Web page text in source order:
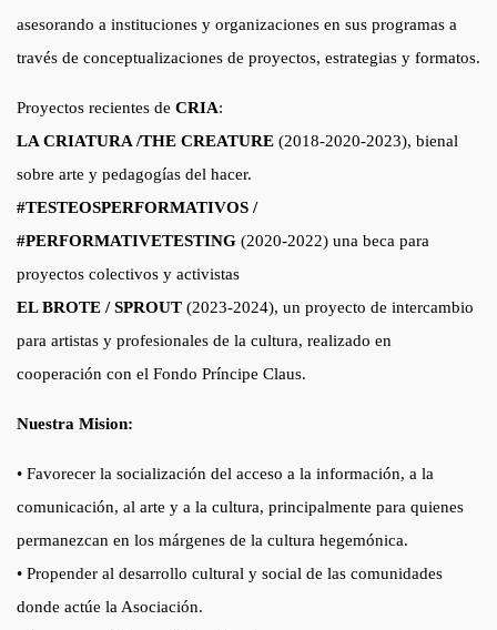
asesorando a instituciones y organizaciones en sus programas a
través de conceptualizaciones de proyectos, estrategias y formatos.
Proyectos recientes de CRIA:
LA CRIATURA /THE CREATURE (2018-2020-2023), bienal
sobre arte y pedagogías del hacer.
#TESTEOSPERFORMATIVOS /
#PERFORMATIVETESTING (2020-2022) una beca para
proyectos colectivos y activistas
EL BROTE / SPROUT (2023-2024), un proyecto de intercambio
para artistas y profesionales de la cultura, realizado en
cooperación con el Fondo Príncipe Claus.
Nuestra Mision:
• Favorecer la socialización del acceso a la información, a la
comunicación, al arte y a la cultura, principalmente para quienes
permanezcan en los márgenes de la cultura hegemónica.
• Propender al desarrollo cultural y social de las comunidades
donde actúe la Asociación.